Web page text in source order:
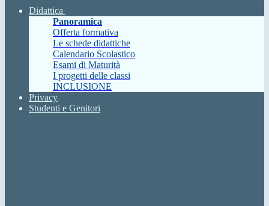
Didattica
Panoramica
Offerta formativa
Le schede didattiche
Calendario Scolastico
Esami di Maturità
I progetti delle classi
INCLUSIONE
Privacy
Studenti e Genitori